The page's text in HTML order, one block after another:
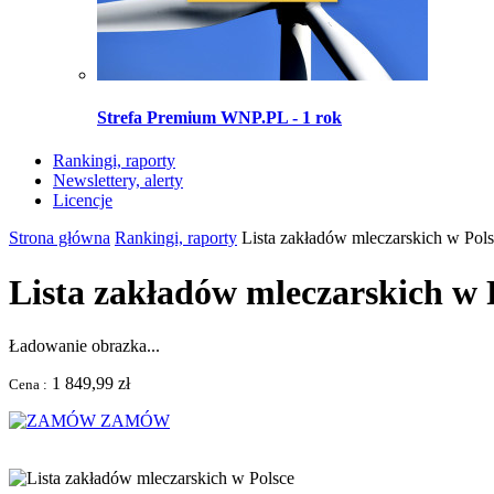
Strefa Premium WNP.PL - 1 rok
Rankingi, raporty
Newslettery, alerty
Licencje
Strona główna Rankingi, raporty Lista zakładów mleczarskich w
Lista zakładów mleczarskich w
Ładowanie obrazka...
Cena : 1 849,99 zł
ZAMÓW